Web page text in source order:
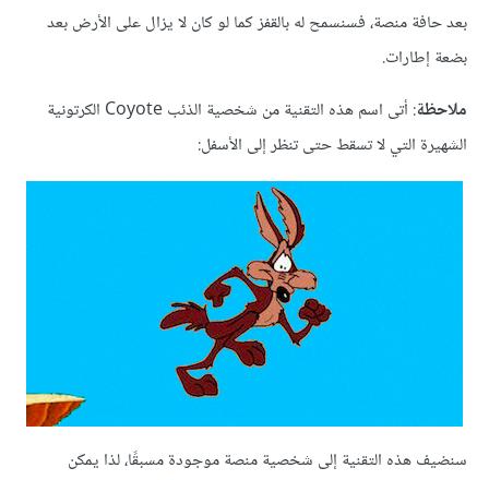
بعد حافة منصة، فسنسمح له بالقفز كما لو كان لا يزال على الأرض بعد
بضعة إطارات.
ملاحظة
: أتى اسم هذه التقنية من شخصية الذئب Coyote الكرتونية
الشهيرة التي لا تسقط حتى تنظر إلى الأسفل:
سنضيف هذه التقنية إلى شخصية منصة موجودة مسبقًا، لذا يمكن